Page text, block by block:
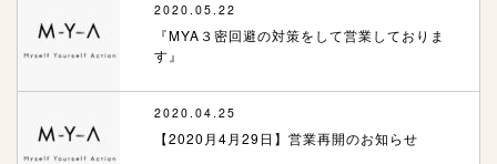
2020.05.22
『MYA３密回避の対策をして営業しておりま
す』
2020.04.25
【2020月4月29日】営業再開のお知らせ